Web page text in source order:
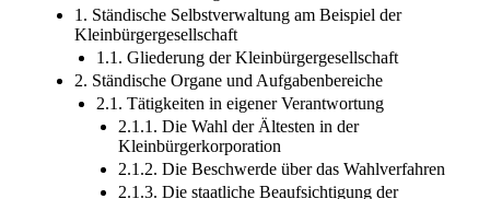
VI. Die ständischen Organisationen
1. Ständische Selbstverwaltung am Beispiel der
Kleinbürgergesellschaft
1.1. Gliederung der Kleinbürgergesellschaft
2. Ständische Organe und Aufgabenbereiche
2.1. Tätigkeiten in eigener Verantwortung
2.1.1. Die Wahl der Ältesten in der
Kleinbürgerkorporation
2.1.2. Die Beschwerde über das Wahlverfahren